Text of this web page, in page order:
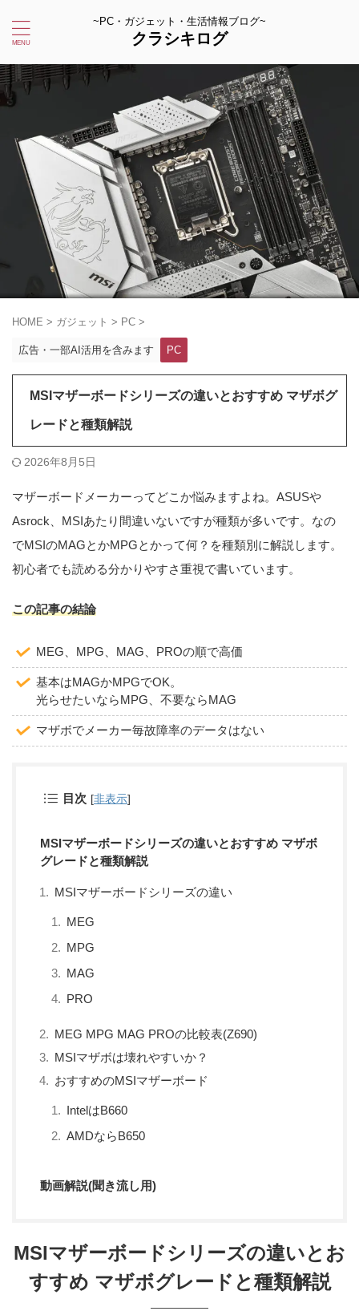
~PC・ガジェット・生活情報ブログ~
クラシキログ
HOME > ガジェット > PC >
広告・一部AI活用を含みます PC
MSIマザーボードシリーズの違いとおすすめ マザボグ
レードと種類解説
2026年8月5日
マザーボードメーカーってどこか悩みますよね。ASUSや
Asrock、MSIあたり間違いないですが種類が多いです。なの
でMSIのMAGとかMPGとかって何？を種類別に解説します。
初心者でも読める分かりやすさ重視で書いています。
この記事の結論
MEG、MPG、MAG、PROの順で高価
基本はMAGかMPGでOK。
光らせたいならMPG、不要ならMAG
マザボでメーカー毎故障率のデータはない
目次 [非表示]
MSIマザーボードシリーズの違いとおすすめ マザボ
グレードと種類解説
MSIマザーボードシリーズの違い
MEG
MPG
MAG
PRO
MEG MPG MAG PROの比較表(Z690)
MSIマザボは壊れやすいか？
おすすめのMSIマザーボード
IntelはB660
AMDならB650
動画解説(聞き流し用)
MSIマザーボードシリーズの違いとお
すすめ マザボグレードと種類解説